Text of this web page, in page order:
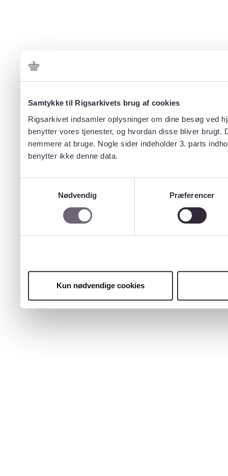
Samtykke til Rigsarkivets brug af cookies
Rigsarkivet indsamler oplysninger om dine besøg ved
benytter vores tjenester, og hvordan disse bliver
nemmere at bruge. Nogle sider indeholder 3. parts
benytter ikke denne data.
Nødvendig
Præferencer
Kun nødvendige cookies